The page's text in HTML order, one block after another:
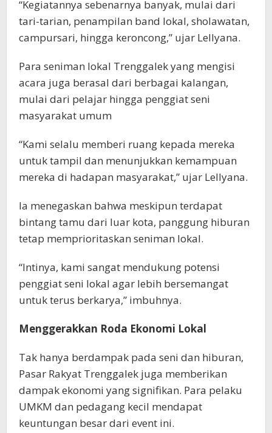
“Kegiatannya sebenarnya banyak, mulai dari
tari-tarian, penampilan band lokal, sholawatan,
campursari, hingga keroncong,” ujar Lellyana.
Para seniman lokal Trenggalek yang mengisi
acara juga berasal dari berbagai kalangan,
mulai dari pelajar hingga penggiat seni
masyarakat umum
“Kami selalu memberi ruang kepada mereka
untuk tampil dan menunjukkan kemampuan
mereka di hadapan masyarakat,” ujar Lellyana.
Ia menegaskan bahwa meskipun terdapat
bintang tamu dari luar kota, panggung hiburan
tetap memprioritaskan seniman lokal.
“Intinya, kami sangat mendukung potensi
penggiat seni lokal agar lebih bersemangat
untuk terus berkarya,” imbuhnya.
Menggerakkan Roda Ekonomi Lokal
Tak hanya berdampak pada seni dan hiburan,
Pasar Rakyat Trenggalek juga memberikan
dampak ekonomi yang signifikan. Para pelaku
UMKM dan pedagang kecil mendapat
keuntungan besar dari event ini.